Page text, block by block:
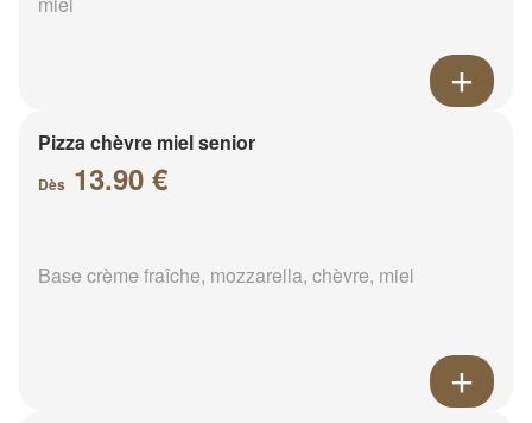
Pizza chèvre miel senior
Dès 13.90 €
Base crème fraîche, mozzarella, chèvre, miel